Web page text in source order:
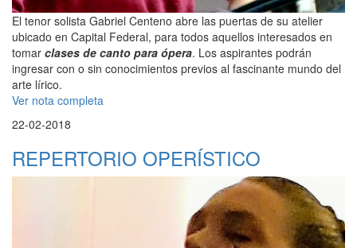
El tenor solista Gabriel Centeno abre las puertas de su atelier
ubicado en Capital Federal, para todos aquellos interesados en
tomar clases de canto para ópera. Los aspirantes podrán
ingresar con o sin conocimientos previos al fascinante mundo del
arte lírico.
Ver nota completa
22-02-2018
REPERTORIO OPERÍSTICO